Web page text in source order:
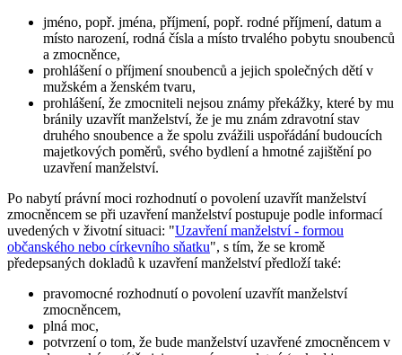
jméno, popř. jména, příjmení, popř. rodné příjmení, datum a
místo narození, rodná čísla a místo trvalého pobytu snoubenců
a zmocněnce,
prohlášení o příjmení snoubenců a jejich společných dětí v
mužském a ženském tvaru,
prohlášení, že zmocniteli nejsou známy překážky, které by mu
bránily uzavřít manželství, že je mu znám zdravotní stav
druhého snoubence a že spolu zvážili uspořádání budoucích
majetkových poměrů, svého bydlení a hmotné zajištění po
uzavření manželství.
Po nabytí právní moci rozhodnutí o povolení uzavřít manželství
zmocněncem se při uzavření manželství postupuje podle informací
uvedených v životní situaci: "Uzavření manželství - formou
občanského nebo církevního sňatku", s tím, že se kromě
předepsaných dokladů k uzavření manželství předloží také:
pravomocné rozhodnutí o povolení uzavřít manželství
zmocněncem,
plná moc,
potvrzení o tom, že bude manželství uzavřené zmocněncem v